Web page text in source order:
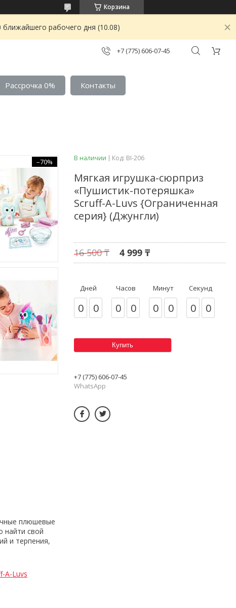
Корзина
рабочего дня (10.08)
+7 (775) 606-07-45
Рассрочка 0%
Контакты
–70%
плюшевые
найти свой
и терпения,
A-Luvs
В наличии Код: BI-206
Мягкая игрушка-сюрприз
«Пушистик-потеряшка»
Scruff-A-Luvs {Ограниченная
серия} (Джунгли)
16 500 ₸ 4 999 ₸
Дней
0 0
Часов
0 0
Минут
0 0
Секунд
0 0
Купить
+7 (775) 606-07-45
WhatsApp